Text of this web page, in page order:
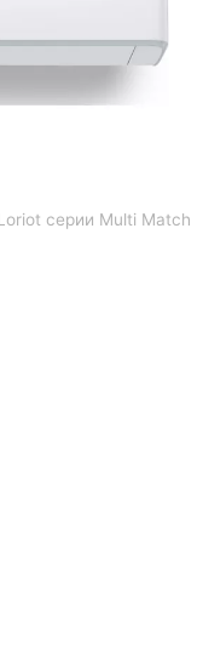
серии Multi Match